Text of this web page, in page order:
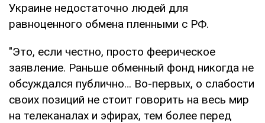
Украине недостаточно людей для
равноценного обмена пленными с РФ.
"Это, если честно, просто феерическое
заявление. Раньше обменный фонд никогда не
обсуждался публично… Во-первых, о слабости
своих позиций не стоит говорить на весь мир
на телеканалах и эфирах, тем более перед